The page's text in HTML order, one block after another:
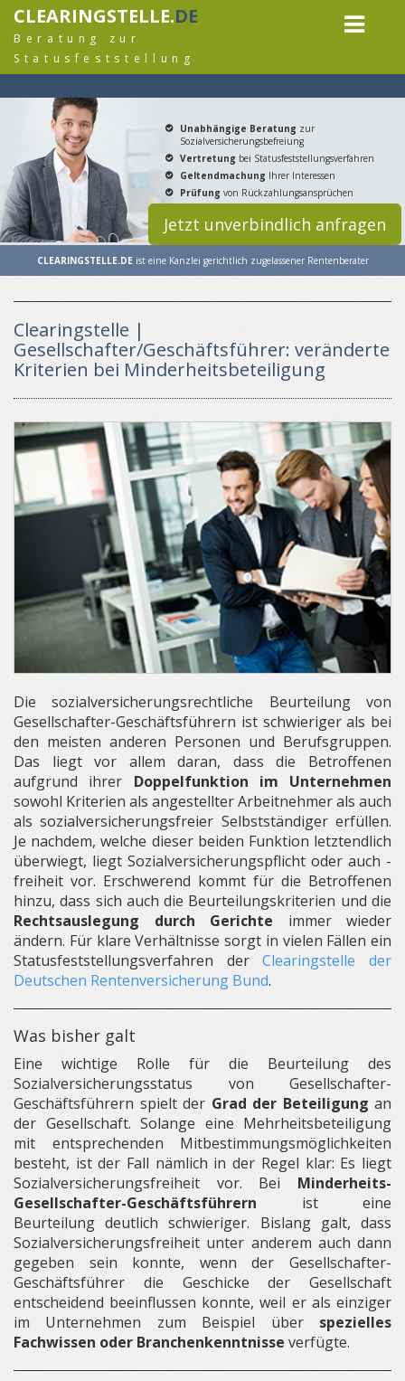
CLEARINGSTELLE.DE
Beratung zur
Statusfeststellung
Unabhängige Beratung zur
Sozialversicherungsbefreiung
Vertretung bei Statusfeststellungsverfahren
Geltendmachung Ihrer Interessen
Prüfung von Rückzahlungsansprüchen
Jetzt unverbindlich anfragen
CLEARINGSTELLE.DE ist eine Kanzlei gerichtlich zugelassener Rentenberater
Clearingstelle |
Gesellschafter/Geschäftsführer: veränderte
Kriterien bei Minderheitsbeteiligung
Die sozialversicherungsrechtliche Beurteilung von
Gesellschafter-Geschäftsführern ist schwieriger als bei
den meisten anderen Personen und Berufsgruppen.
Das liegt vor allem daran, dass die Betroffenen
aufgrund ihrer Doppelfunktion im Unternehmen
sowohl Kriterien als angestellter Arbeitnehmer als auch
als sozialversicherungsfreier Selbstständiger erfüllen.
Je nachdem, welche dieser beiden Funktion letztendlich
überwiegt, liegt Sozialversicherungspflicht oder auch -
freiheit vor. Erschwerend kommt für die Betroffenen
hinzu, dass sich auch die Beurteilungskriterien und die
Rechtsauslegung durch Gerichte immer wieder
ändern. Für klare Verhältnisse sorgt in vielen Fällen ein
Statusfeststellungsverfahren derClearingstelle der
Deutschen Rentenversicherung Bund.
Was bisher galt
Eine wichtige Rolle für die Beurteilung des
Sozialversicherungsstatus von Gesellschafter-
Geschäftsführern spielt der Grad der Beteiligung an
der Gesellschaft. Solange eine Mehrheitsbeteiligung
mit entsprechenden Mitbestimmungsmöglichkeiten
besteht, ist der Fall nämlich in der Regel klar: Es liegt
Sozialversicherungsfreiheit vor. Bei Minderheits-
Gesellschafter-Geschäftsführern ist eine
Beurteilung deutlich schwieriger. Bislang galt, dass
Sozialversicherungsfreiheit unter anderem auch dann
gegeben sein konnte, wenn der Gesellschafter-
Geschäftsführer die Geschicke der Gesellschaft
entscheidend beeinflussen konnte, weil er als einziger
im Unternehmen zum Beispiel über spezielles
Fachwissen oder Branchenkenntnisse verfügte.